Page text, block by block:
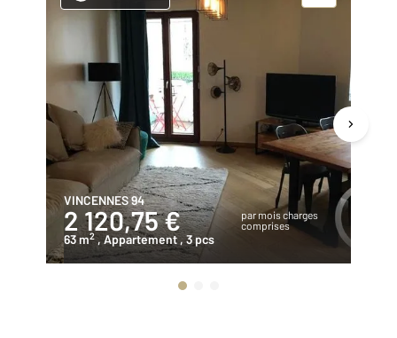
VINCENNES 94
2 120,75 €
par mois charges
comprises
63 m2 , Appartement, 3 pcs